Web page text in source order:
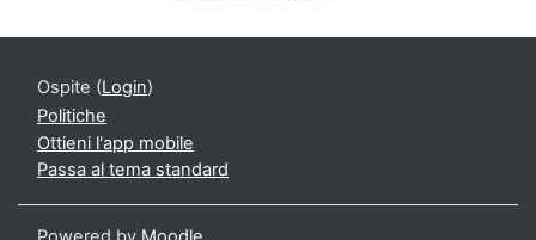
Ospite (Login)
Politiche
Ottieni l'app mobile
Passa al tema standard